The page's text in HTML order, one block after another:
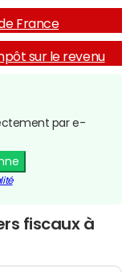
France
sur le revenu
par e-
fiscaux à